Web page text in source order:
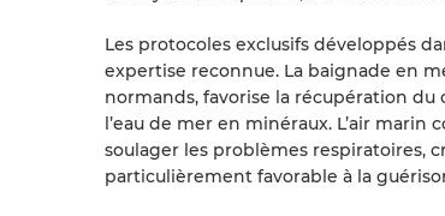
Les protocoles exclusifs développés
expertise reconnue. La baignade en
normands, favorise la récupération du
l’eau de mer en minéraux. L’air
soulager les problèmes respiratoires,
particulièrement favorable à la